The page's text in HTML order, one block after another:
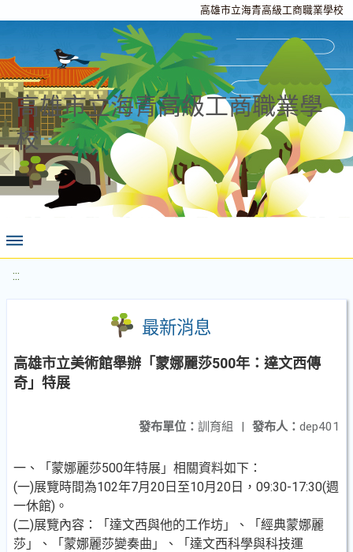
高雄市立海青高級工商職業學校
高雄市立海青高級工商職業學
校
:::
最新消息
高雄市立美術館舉辦「蒙娜麗莎500年：達文西傳
奇」特展
發布人： dep401
發布單位： 訓育組 |
一、「蒙娜麗莎500年特展」相關資料如下：
(一)展覽時間為102年7月20日至10月20日，09:30-17:30(週
一休館)。
(二)展覽內容：「達文西與他的工作坊」、「經典蒙娜麗
莎」、「蒙娜麗莎變奏曲」、「達文西科學與科技運